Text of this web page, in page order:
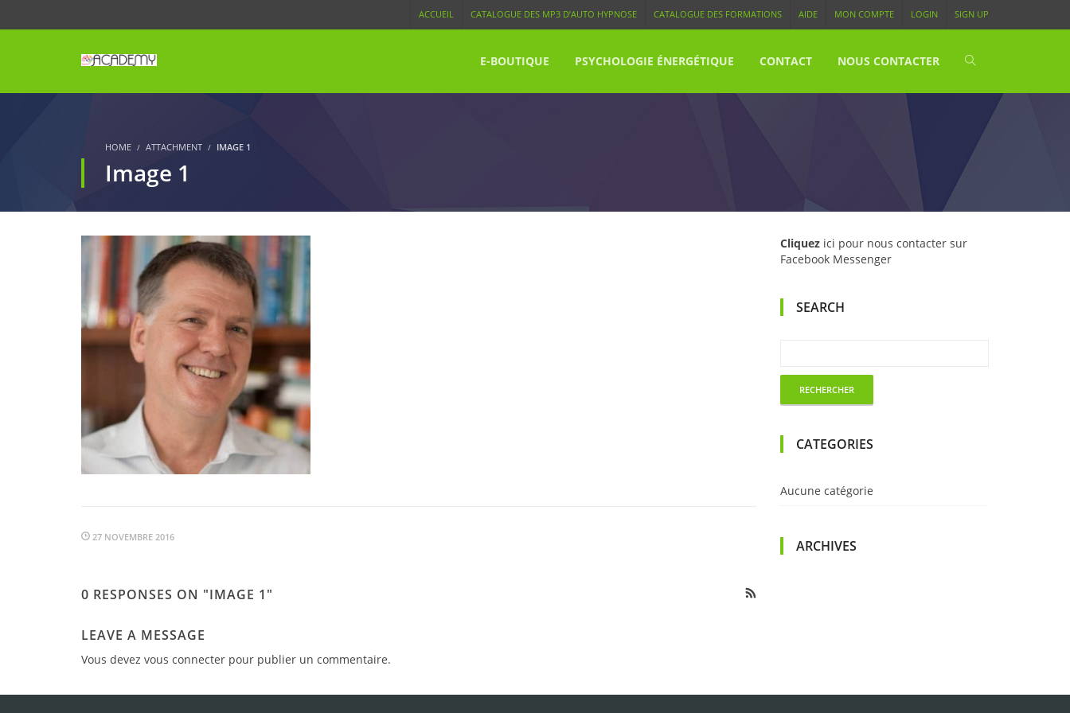
LOGIN SIGN UP
ACCUEIL CATALOGUE DES MP3 D’AUTO HYPNOSE CATALOGUE DES FORMATIONS AIDE MON COMPTE
E-BOUTIQUE PSYCHOLOGIE ÉNERGÉTIQUE CONTACT NOUS CONTACTER
HOME ATTACHMENT IMAGE 1
Image 1
27 NOVEMBRE 2016
0 RESPONSES ON "IMAGE 1"
LEAVE A MESSAGE
Vous devez vous connecter pour publier un commentaire.
Cliquezici pour nous contacter sur
Facebook Messenger
SEARCH
CATEGORIES
Aucune catégorie
ARCHIVES